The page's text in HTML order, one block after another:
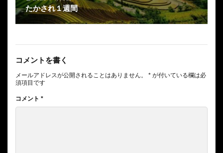
たかされ１週間
コメントを書く
メールアドレスが公開されることはありません。 * が付いている欄は必
須項目です
コメント *